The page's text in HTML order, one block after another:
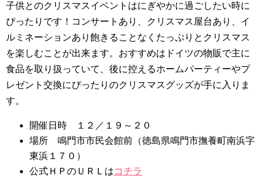
子供とのクリスマスイベントはにぎやかに過ごしたい時に
ぴったりです！コンサートあり、クリスマス屋台あり、イ
ルミネーションあり飽きることなくたっぷりとクリスマス
を楽しむことが出来ます。おすすめはドイツの物販で主に
食品を取り扱っていて、後に控えるホームパーティーやプ
レゼント交換にぴったりのクリスマスグッズが手に入りま
す。
開催日時 １２／１９～２０
場所 鳴門市市民会館前（徳島県鳴門市撫養町南浜字
東浜１７０）
公式ＨＰのＵＲＬはコチラ